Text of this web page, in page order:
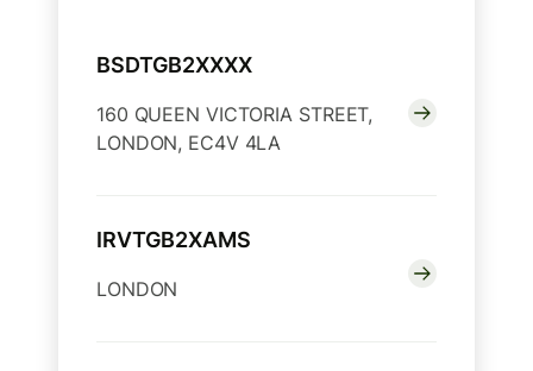
BSDTGB2XXXX
160 QUEEN VICTORIA STREET,
LONDON, EC4V 4LA
IRVTGB2XAMS
LONDON